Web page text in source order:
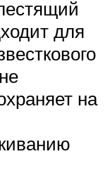
для
на